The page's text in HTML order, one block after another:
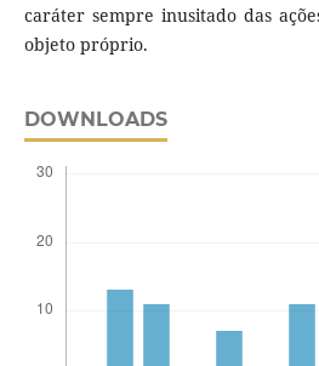
caráter sempre inusitado das
objeto próprio.
DOWNLOADS